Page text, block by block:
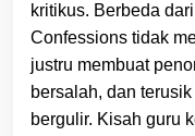
kritikus. Berbeda
Confessions tidak
justru membuat
bersalah, dan
bergulir. Kisah guru